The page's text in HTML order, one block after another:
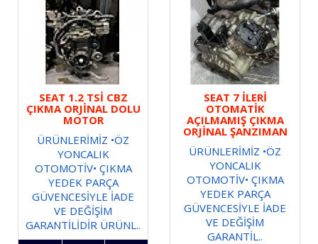
SEAT 1.2 TSİ CBZ
ÇIKMA ORJİNAL DOLU
MOTOR
ÜRÜNLERİMİZ •ÖZ
YONCALIK
OTOMOTİV• ÇIKMA
YEDEK PARÇA
GÜVENCESİYLE İADE
VE DEĞİŞİM
GARANTİLİDİR ÜRÜNL..
SEAT 7 İLERİ
OTOMATİK
AÇILMAMIŞ ÇIKMA
ORJİNAL ŞANZIMAN
ÜRÜNLERİMİZ •ÖZ
YONCALIK
OTOMOTİV• ÇIKMA
YEDEK PARÇA
GÜVENCESİYLE İADE
VE DEĞİŞİM
GARANTİL..